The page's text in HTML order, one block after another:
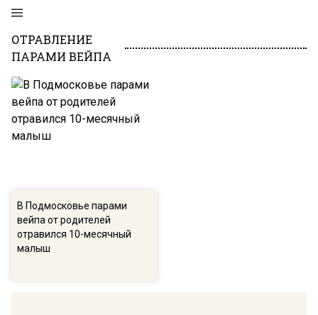
ОТРАВЛЕНИЕ
ПАРАМИ ВЕЙПА
В Подмосковье парами
вейпа от родителей
отравился 10-месячный
малыш